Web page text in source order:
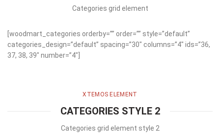
Categories grid element
[woodmart_categories orderby=”” order=”” style=”default”
categories_design=”default” spacing=”30″ columns=”4″ ids=”36,
37, 38, 39″ number=”4″]
XTEMOS ELEMENT
CATEGORIES STYLE 2
Categories grid element style 2